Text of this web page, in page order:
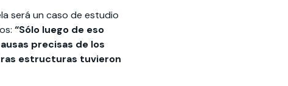
será un caso de estudio
“Sólo luego de eso
precisas de los
estructuras tuvieron